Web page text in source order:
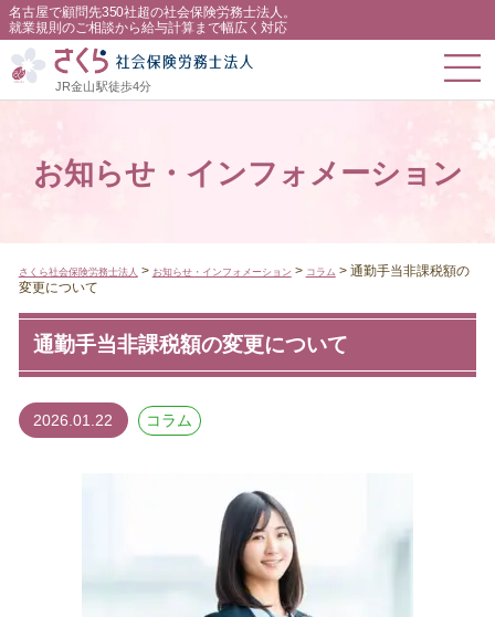
名古屋で顧問先350社超の社会保険労務士法人。
就業規則のご相談から給与計算まで幅広く対応
JR金山駅徒歩4分
お知らせ・インフォメーション
さくら社会保険労務士法人 > お知らせ・インフォメーション > コラム > 通勤手当非課税額の
変更について
通勤手当非課税額の変更について
2026.01.22 コラム